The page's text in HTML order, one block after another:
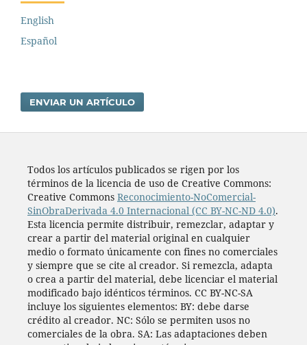
English
Español
ENVIAR UN ARTÍCULO
Todos los artí­culos publicados se rigen por los
términos de la licencia de uso de Creative Commons:
Creative Commons Reconocimiento-NoComercial-
SinObraDerivada 4.0 Internacional (CC BY-NC-ND 4.0).
Esta licencia permite distribuir, remezclar, adaptar y
crear a partir del material original en cualquier
medio o formato únicamente con fines no comerciales
y siempre que se cite al creador. Si remezcla, adapta
o crea a partir del material, debe licenciar el material
modificado bajo idénticos términos. CC BY-NC-SA
incluye los siguientes elementos: BY: debe darse
crédito al creador. NC: Sólo se permiten usos no
comerciales de la obra. SA: Las adaptaciones deben